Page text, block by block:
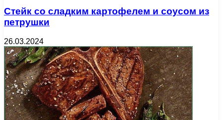
Стейк со сладким картофелем и соусом из
петрушки
26.03.2024